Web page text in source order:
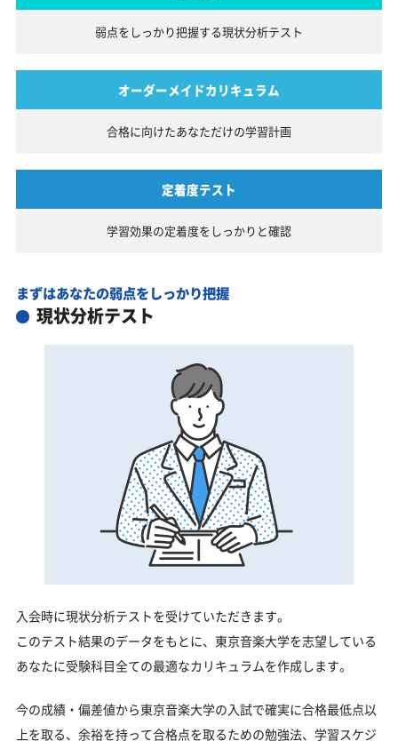
弱点をしっかり把握する現状分析テスト
オーダーメイドカリキュラム
合格に向けたあなただけの学習計画
定着度テスト
学習効果の定着度を しっかりと確認
まずはあなたの弱点をしっかり把握
現状分析テスト
入会時に現状分析テストを受けていただきます。
このテスト結果のデータをもとに、東京音楽大学を志望している
あなたに受験科目全ての最適なカリキュラムを作成します。
今の成績・偏差値から東京音楽大学の入試で確実に合格最低点以
上を取る、余裕を持って合格点を取るための勉強法、学習スケジ